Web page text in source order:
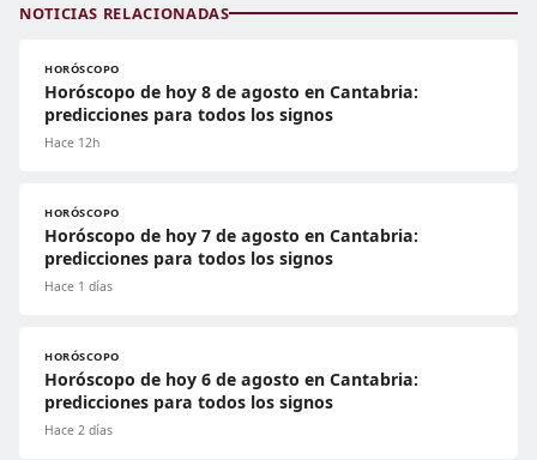
NOTICIAS RELACIONADAS
HORÓSCOPO
Horóscopo de hoy 8 de agosto en Cantabria:
predicciones para todos los signos
Hace 12h
HORÓSCOPO
Horóscopo de hoy 7 de agosto en Cantabria:
predicciones para todos los signos
Hace 1 días
HORÓSCOPO
Horóscopo de hoy 6 de agosto en Cantabria:
predicciones para todos los signos
Hace 2 días